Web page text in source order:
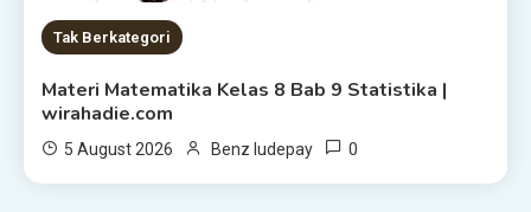
Tak Berkategori
Materi Matematika Kelas 8 Bab 9 Statistika |
wirahadie.com
5 August 2026 Benz ludepay 0